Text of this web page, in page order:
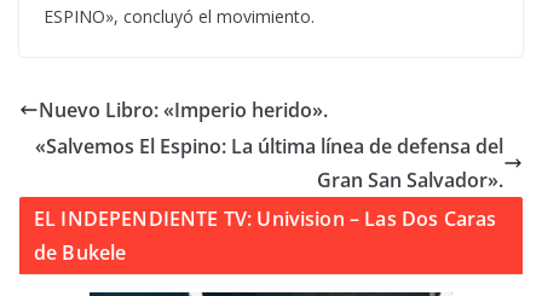
ESPINO», concluyó el movimiento.
Nuevo Libro: «Imperio herido».
«Salvemos El Espino: La última línea de defensa del
Gran San Salvador».
EL INDEPENDIENTE TV: Univision – Las Dos Caras
de Bukele